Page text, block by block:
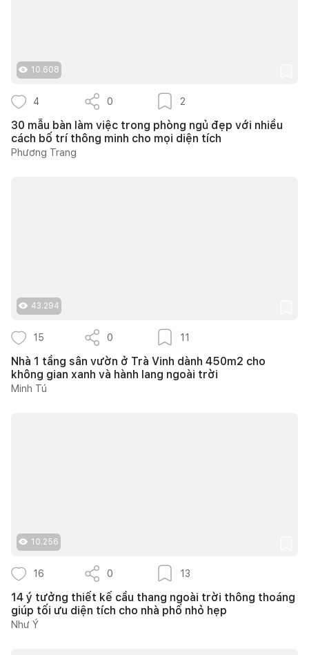
10.608
4 0 2
30 mẫu bàn làm việc trong phòng ngủ đẹp với nhiều
cách bố trí thông minh cho mọi diện tích
Phương Trang
43.294
15 0 11
Nhà 1 tầng sân vườn ở Trà Vinh dành 450m2 cho
không gian xanh và hành lang ngoài trời
Minh Tú
10.256
16 0 13
14 ý tưởng thiết kế cầu thang ngoài trời thông thoáng
giúp tối ưu diện tích cho nhà phố nhỏ hẹp
Như Ý